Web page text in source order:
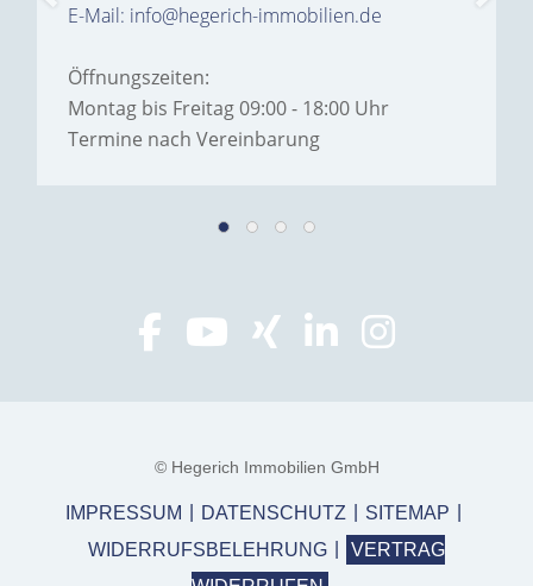
E-Mail: info@hegerich-immobilien.de
Öffnungszeiten:
Montag bis Freitag 09:00 - 18:00 Uhr
Termine nach Vereinbarung
© Hegerich Immobilien GmbH
IMPRESSUM DATENSCHUTZ
SITEMAP
WIDERRUFSBELEHRUNG
VERTRAG